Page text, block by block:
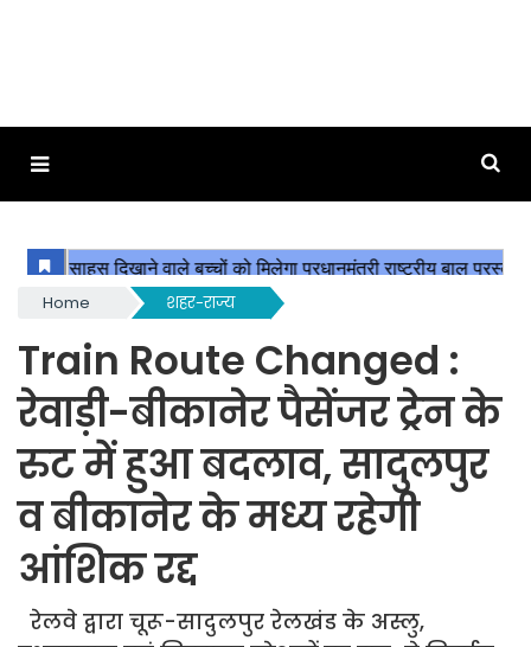
Home शहर-राज्य
Train Route Changed :
रेवाड़ी-बीकानेर पैसेंजर ट्रेन के
रुट में हुआ बदलाव, सादुलपुर
व बीकानेर के मध्य रहेगी
आंशिक रद्द
रेलवे द्वारा चूरू-सादुलपुर रेलखंड के अस्लु,